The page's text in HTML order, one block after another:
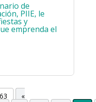
de
PIIE, le
y
emprenda el
«